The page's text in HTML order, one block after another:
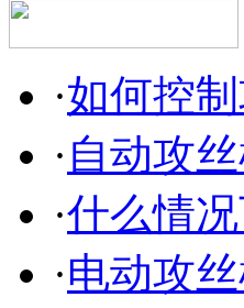
·如何控
· 自动攻
·什么情
·电动攻